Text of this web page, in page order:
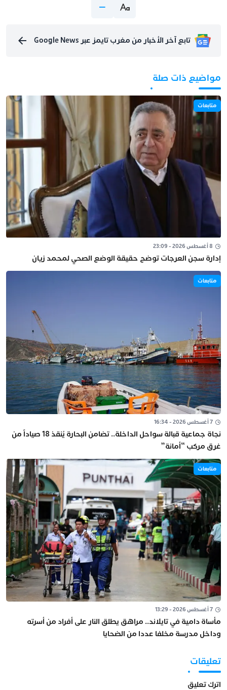
تابع آخر الأخبار من مغرب تايمز عبر Google News
مواضيع ذات صلة
متابعات
8 أغسطس 2026 - 23:09
إدارة سجن العرجات توضح حقيقة الوضع الصحي لمحمد زيان
متابعات
7 أغسطس 2026 - 16:34
نجاة جماعية قبالة سواحل الداخلة.. تضامن البحارة يُنقذ 18 صياداً من
غرق مركب “أمانة”
متابعات
7 أغسطس 2026 - 13:29
مأساة دامية في تايلاند.. مراهق يطلق النار على أفراد من أسرته
وداخل مدرسة مخلفا عددا من الضحايا
تعليقات
اترك تعليق